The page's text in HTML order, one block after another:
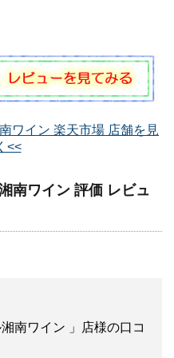
ワイン 楽天市場 店舗を見
<<
南ワイン 評価 レビュ
南ワイン 」店様の口コ